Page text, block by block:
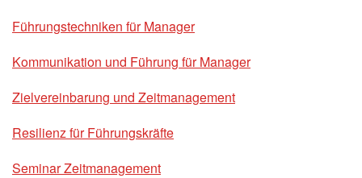
Führungstechniken für Manager
Kommunikation und Führung für Manager
Zielvereinbarung und Zeitmanagement
Resilienz für Führungskräfte
Seminar Zeitmanagement